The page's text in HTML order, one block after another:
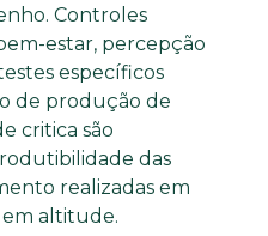
Controles
estar, percepção
específicos
de produção de
critica são
das
realizadas em
altitude.